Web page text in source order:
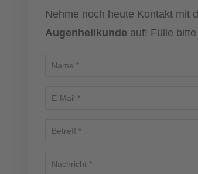
Nehme noch heute Kontakt mit
Augenheilkunde auf! Fülle